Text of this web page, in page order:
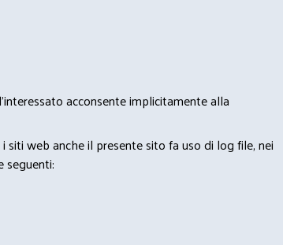
acconsente implicitamente alla
siti web anche il presente sito fa uso di log file, nei
seguenti: